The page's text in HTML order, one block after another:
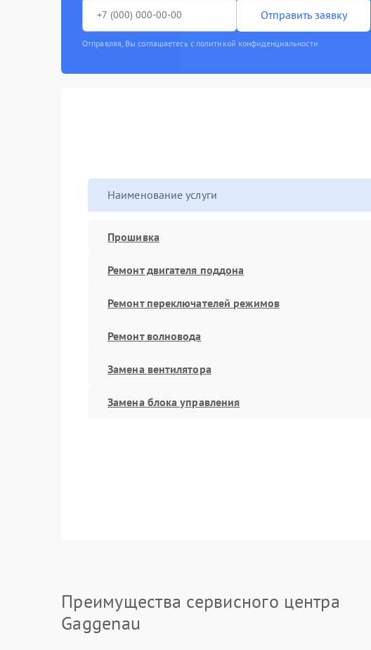
Отправить заявку
Отправляя, Вы соглашаетесь с политикой конфиденциальности
Наименование услуги
Прошивка
Ремонт двигателя поддона
Ремонт переключателей режимов
Ремонт волновода
Замена вентилятора
Замена блока управления
Преимущества сервисного центра
Gaggenau